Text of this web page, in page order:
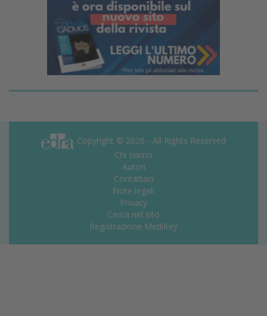
Copyright © 2026 - All Rights Reserved
Chi siamo
Autori
Contattaci
Note legali
Privacy
Cerca nel sito
Registrazione MediKey